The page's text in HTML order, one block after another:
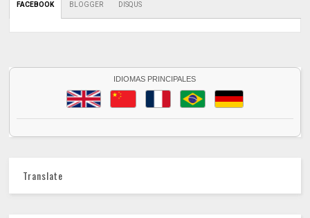
FACEBOOK BLOGGER DISQUS
IDIOMAS PRINCIPALES
Translate